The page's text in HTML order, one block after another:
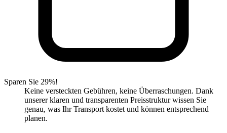
Sparen Sie 29%!
Keine versteckten Gebühren, keine Überraschungen. Dank
unserer klaren und transparenten Preisstruktur wissen Sie
genau, was Ihr Transport kostet und können entsprechend
planen.